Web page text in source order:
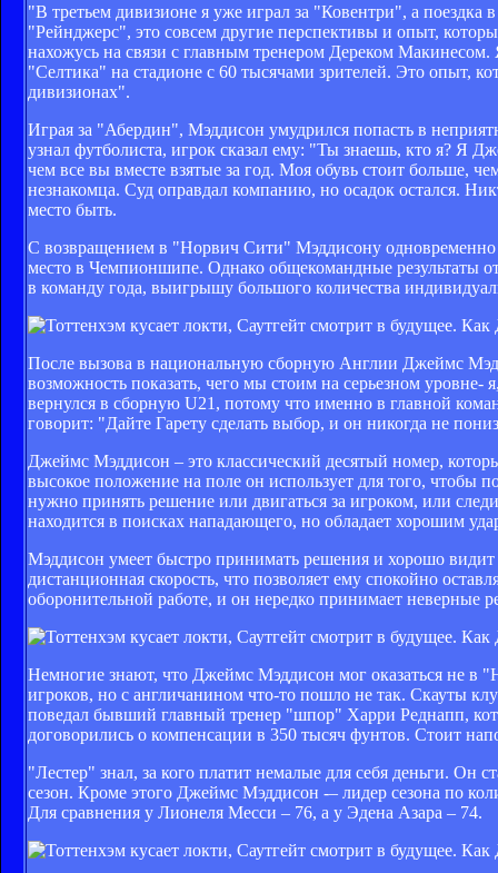
"В третьем дивизионе я уже играл за "Ковентри", а
"Рейнджерс", это совсем другие перспективы и опыт,
нахожусь на связи с главным тренером Дереком
"Селтика" на стадионе с 60 тысячами зрителей. Это опыт,
дивизионах".
Играя за "Абердин", Мэддисон умудрился попасть в
узнал футболиста, игрок сказал ему: "Ты знаешь, кто я? Я
чем все вы вместе взятые за год. Моя обувь стоит больше,
незнакомца. Суд оправдал компанию, но осадок остался.
место быть.
С возвращением в "Норвич Сити" Мэддисону одновременно
место в Чемпионшипе. Однако общекомандные результаты
в команду года, выигрышу большого количества
После вызова в национальную сборную Англии Джеймс
возможность показать, чего мы стоим на серьезном
вернулся в сборную U21, потому что именно в главной
говорит: "Дайте Гарету сделать выбор, и он никогда не
Джеймс Мэддисон – это классический десятый номер,
высокое положение на поле он использует для того,
нужно принять решение или двигаться за игроком, или
находится в поисках нападающего, но обладает хорошим
Мэддисон умеет быстро принимать решения и хорошо видит
дистанционная скорость, что позволяет ему спокойно
оборонительной работе, и он нередко принимает неверные
Немногие знают, что Джеймс Мэддисон мог оказаться не
игроков, но с англичанином что-то пошло не так. Скауты
поведал бывший главный тренер "шпор" Харри Реднапп,
договорились о компенсации в 350 тысяч фунтов. Стоит
"Лестер" знал, за кого платит немалые для себя деньги. Он
сезон. Кроме этого Джеймс Мэддисон ­-– лидер сезона по
Для сравнения у Лионеля Месси – 76, а у Эдена Азара – 74.